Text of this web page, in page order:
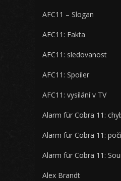
AFC11 – Slogan
AFC11: Fakta
AFC11: sledovanost
AFC11: Spoiler
AFC11: vysílání v TV
Alarm für Cobra 11:
Alarm für Cobra 11:
Alarm für Cobra 11:
Alex Brandt